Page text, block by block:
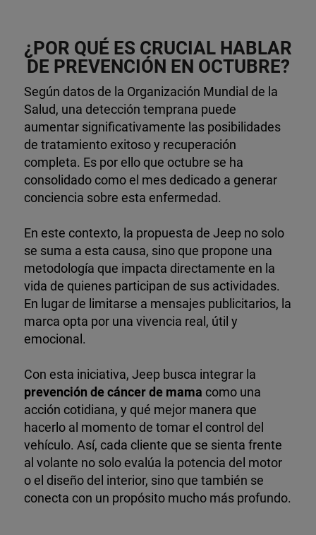
¿POR QUÉ ES CRUCIAL HABLAR
DE PREVENCIÓN EN OCTUBRE?
Según datos de la Organización Mundial de la
Salud, una detección temprana puede
aumentar significativamente las posibilidades
de tratamiento exitoso y recuperación
completa. Es por ello que octubre se ha
consolidado como el mes dedicado a generar
conciencia sobre esta enfermedad.
En este contexto, la propuesta de Jeep no solo
se suma a esta causa, sino que propone una
metodología que impacta directamente en la
vida de quienes participan de sus actividades.
En lugar de limitarse a mensajes publicitarios, la
marca opta por una vivencia real, útil y
emocional.
Con esta iniciativa, Jeep busca integrar la
prevención de cáncer de mama como una
acción cotidiana, y qué mejor manera que
hacerlo al momento de tomar el control del
vehículo. Así, cada cliente que se sienta frente
al volante no solo evalúa la potencia del motor
o el diseño del interior, sino que también se
conecta con un propósito mucho más profundo.